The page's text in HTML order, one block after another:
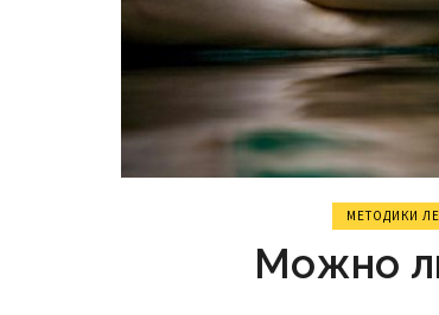
МЕТОДИКИ
Можно